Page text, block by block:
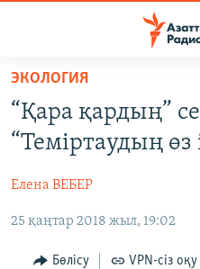
Skip
main
content
to
Navigation
ЖАҢАЛЫҚТАР
САЯСАТ
AZATTYQTV
ҚАҢТАР ОҚИҒАСЫ
АДАМ ҚҰҚЫҚТАРЫ
ӘЛЕУМЕТ
ЭКОЛОГИЯ
“Қара қардың”
“Теміртаудың өз
Елена ВЕБЕР
25 қаңтар 2018 жыл, 19:02
Бөлісу VPN-сіз оқу